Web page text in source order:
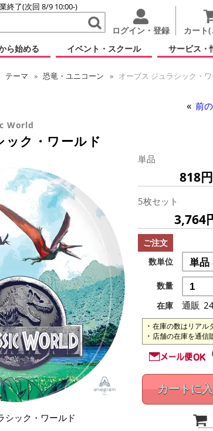
終了(次回 8/9 10:00-)
ログイン・登録 カート
ら始める イベント・スクール サービス・
テーマ 恐竜・ユニコーン
オーブス ジュラシック・
前
World
ック・ワールド
シック・ワールド
単品
818円
5枚セット
3,764
ご注文
数単位
数量
在庫
通販
在庫の数はリアル
店舗の在庫を通信
カートに